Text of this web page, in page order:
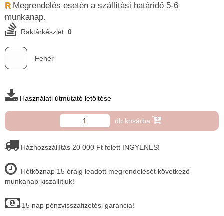
R Megrendelés esetén a szállítási határidő 5-6 ​
munkanap.
Raktárkészlet: 0
Fehér
Használati útmutató letöltése
db kosárba
Házhozszállítás 20 000 Ft felett INGYENES!
Hétköznap 15 óráig leadott megrendelését következő
munkanap kiszállítjuk!
15 nap pénzvisszafizetési garancia!